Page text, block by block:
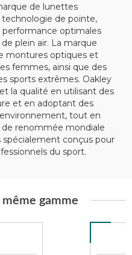
de lunettes
de pointe,
optimales
plein air. La marque
montures optiques et
femmes, ainsi que des
sports extrêmes. Oakley
la qualité en utilisant des
et en adoptant des
tout en
renommée mondiale
conçus pour
du sport.
même gamme